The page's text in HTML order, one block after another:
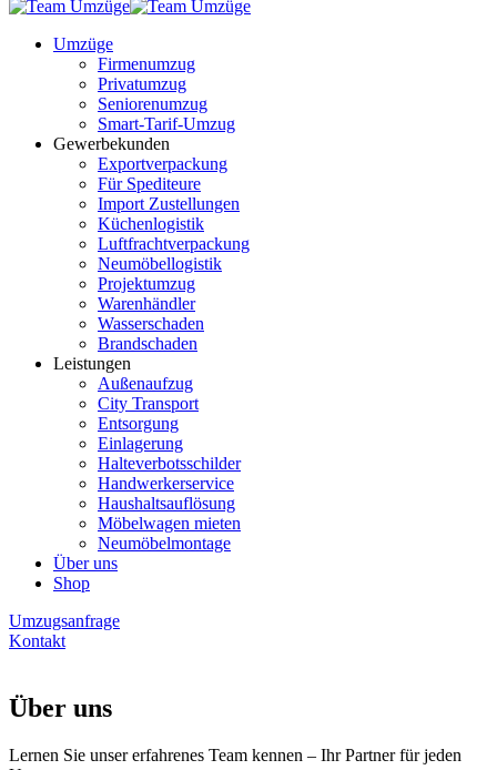
Umzüge
Firmenumzug
Privatumzug
Seniorenumzug
Smart-Tarif-Umzug
Gewerbekunden
Exportverpackung
Für Spediteure
Import Zustellungen
Küchenlogistik
Luftfrachtverpackung
Neumöbellogistik
Projektumzug
Warenhändler
Wasserschaden
Brandschaden
Leistungen
Außenaufzug
City Transport
Entsorgung
Einlagerung
Halteverbotsschilder
Handwerkerservice
Haushaltsauflösung
Möbelwagen mieten
Neumöbelmontage
Über uns
Shop
Umzugsanfrage
Kontakt
Über uns
Lernen Sie unser erfahrenes Team kennen – Ihr Partner für jeden